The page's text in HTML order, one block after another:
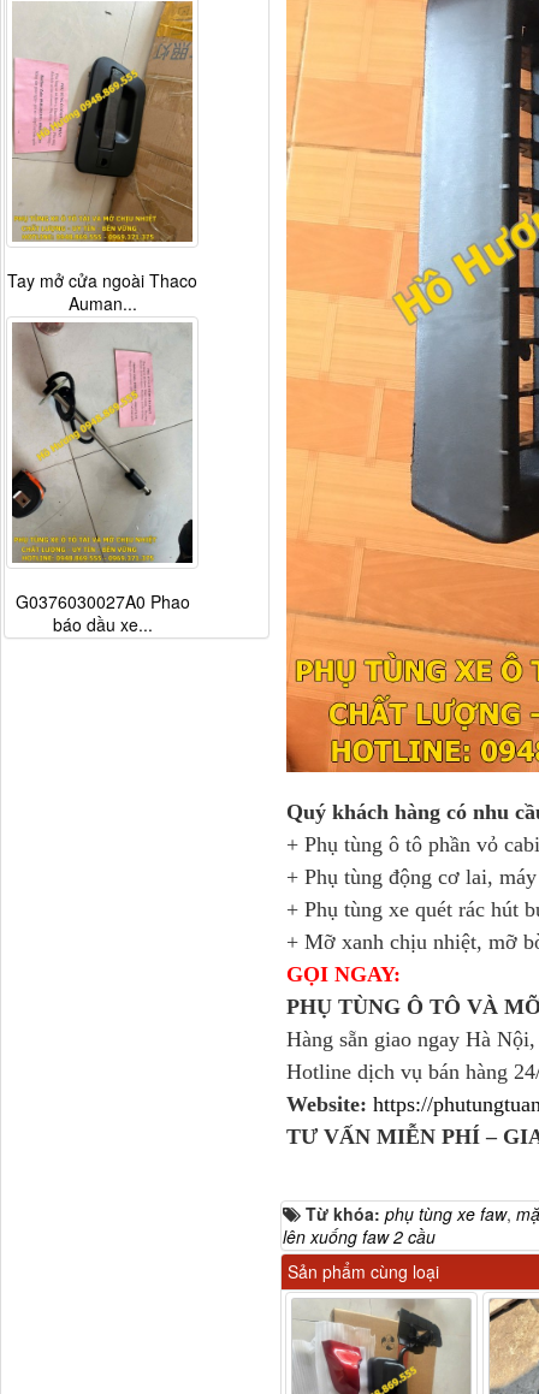
Quý khách hàng có nhu
+ Phụ tùng ô tô phần vỏ
+ Phụ tùng động cơ lai,
+ Phụ tùng xe quét rác hút
+ Mỡ xanh chịu nhiệt, mỡ
GỌI NGAY:
PHỤ TÙNG Ô TÔ VÀ
Hàng sẵn giao ngay Hà
Hotline dịch vụ bán hàng
Website: https://
TƯ VẤN MIỄN PHÍ –
Từ khóa: phụ tùng xe faw,
lên xuống faw 2 cầu
Sản phẩm cùng loại
Tay mở cửa ngoài Thaco
Auman...
G0376030027A0 Phao
báo dầu xe...